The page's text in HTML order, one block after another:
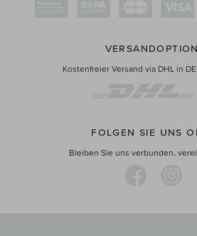
Kostenfreier Versand via DHL in
FOLGEN SIE UNS
Bleiben Sie uns verbunden,